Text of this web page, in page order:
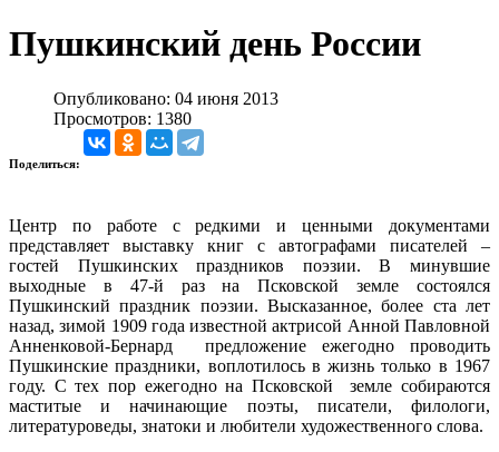
Пушкинский день России
Опубликовано: 04 июня 2013
Просмотров: 1380
Поделиться:
Центр по работе с редкими и ценными документами
представляет выставку книг с автографами писателей –
гостей Пушкинских праздников поэзии. В минувшие
выходные в 47-й раз на Псковской земле состоялся
Пушкинский праздник поэзии. Высказанное, более ста лет
назад, зимой 1909 года известной актрисой Анной Павловной
Анненковой-Бернард предложение ежегодно проводить
Пушкинские праздники, воплотилось в жизнь только в 1967
году. С тех пор ежегодно на Псковской земле собираются
маститые и начинающие поэты, писатели, филологи,
литературоведы, знатоки и любители художественного слова.